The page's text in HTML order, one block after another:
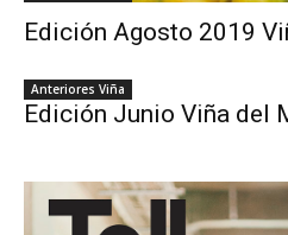
Edición Agosto 2019
Anteriores Viña
Edición Junio Viña del